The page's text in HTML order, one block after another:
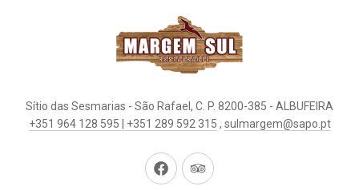
Sítio das Sesmarias - São Rafael, C. P. 8200-385 - ALBUFEIRA
+351 964 128 595 | +351 289 592 315 , sulmargem@sapo.pt
New
New